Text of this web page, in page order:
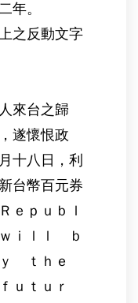
年。
之反動文字
來台之歸
遂懷恨政
十八日，利
台幣百元券
ｅｐｕｂｌ
ｉｌｌ ｂ
ｙ ｔｈｅ
ｕｔｕｒ